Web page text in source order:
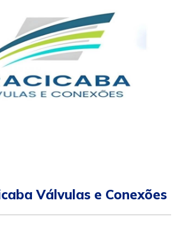
Válvulas e Conexões